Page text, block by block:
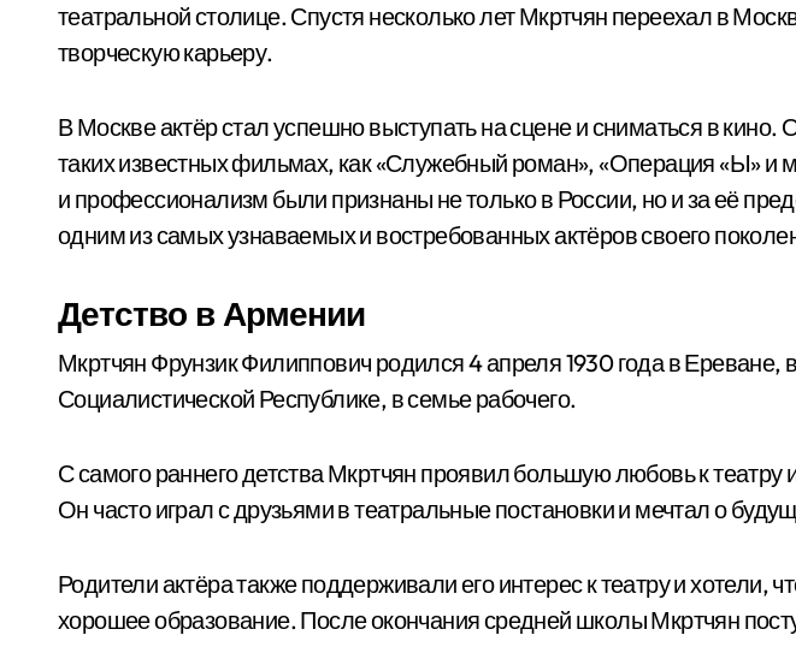
театральной столице. Спустя несколько лет Мкртчян переехал в
творческую карьеру.
В Москве актёр стал успешно выступать на сцене и сниматься в кино.
таких известных фильмах, как «Служебный роман», «Операция «Ы» и
и профессионализм были признаны не только в России, но и за её
одним из самых узнаваемых и востребованных актёров своего
Детство в Армении
Мкртчян Фрунзик Филиппович родился 4 апреля 1930 года в Ереване,
Социалистической Республике, в семье рабочего.
С самого раннего детства Мкртчян проявил большую любовь к театру
Он часто играл с друзьями в театральные постановки и мечтал о
Родители актёра также поддерживали его интерес к театру и хотели,
хорошее образование. После окончания средней школы Мкртчян